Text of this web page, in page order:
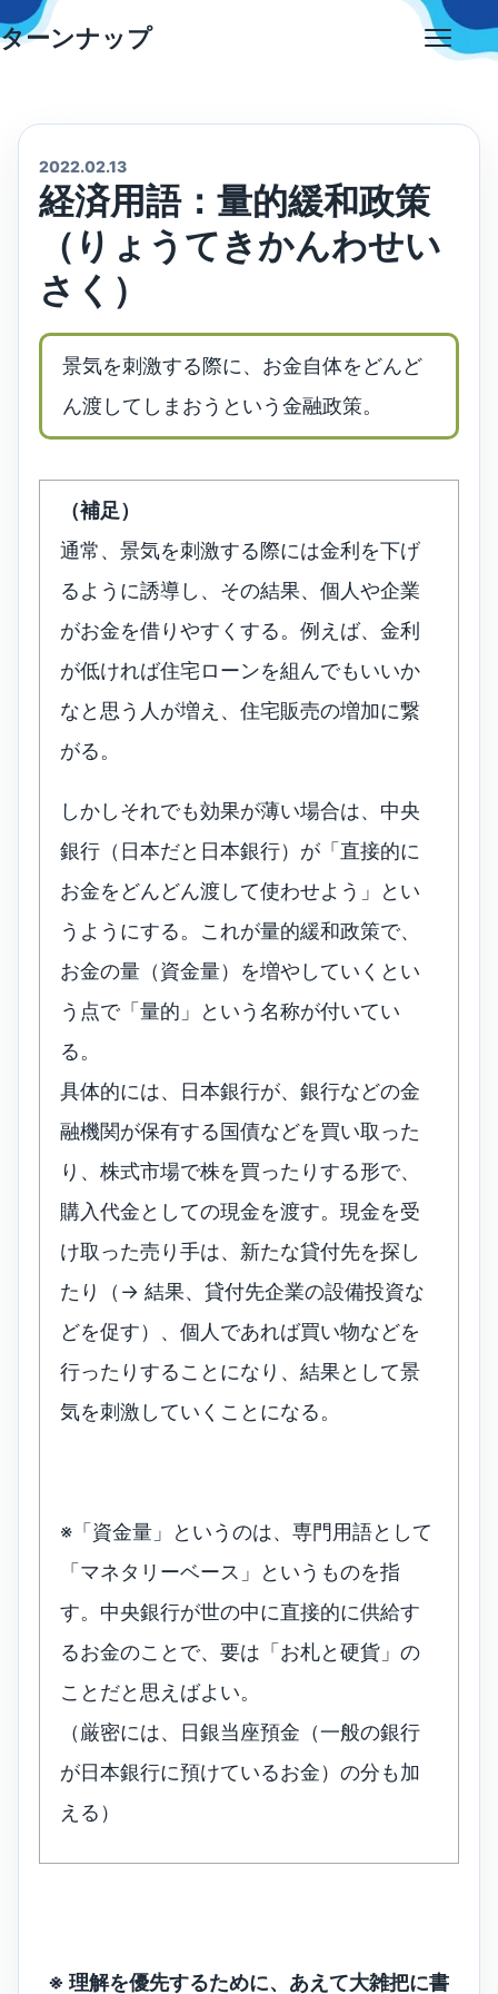
Skip
to
ターンナップ
2022.02.13
経済用語：量的緩和政策
（りょうてきかんわせい
さく）
景気を刺激する際に、お金自体をどんど
ん渡してしまおうという金融政策。
（補足）
通常、景気を刺激する際には金利を下げ
るように誘導し、その結果、個人や企業
がお金を借りやすくする。例えば、金利
が低ければ住宅ローンを組んでもいいか
なと思う人が増え、住宅販売の増加に繋
がる。
しかしそれでも効果が薄い場合は、中央
銀行（日本だと日本銀行）が「直接的に
お金をどんどん渡して使わせよう」とい
うようにする。これが量的緩和政策で、
お金の量（資金量）を増やしていくとい
う点で「量的」という名称が付いてい
る。
具体的には、日本銀行が、銀行などの金
融機関が保有する国債などを買い取った
り、株式市場で株を買ったりする形で、
購入代金としての現金を渡す。現金を受
け取った売り手は、新たな貸付先を探し
たり（→ 結果、貸付先企業の設備投資な
どを促す）、個人であれば買い物などを
行ったりすることになり、結果として景
気を刺激していくことになる。
※「資金量」というのは、専門用語として
「マネタリーベース」というものを指
す。中央銀行が世の中に直接的に供給す
るお金のことで、要は「お札と硬貨」の
ことだと思えばよい。
（厳密には、日銀当座預金（一般の銀行
が日本銀行に預けているお金）の分も加
える）
※ 理解を優先するために、あえて大雑把に書